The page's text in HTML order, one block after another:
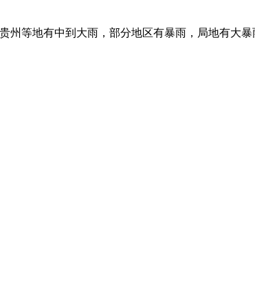
州等地有中到大雨，部分地区有暴雨，局地有大